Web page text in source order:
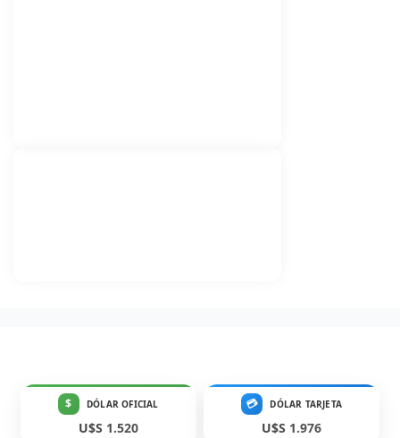
$ DÓLAR OFICIAL
U$S 1.520
💳 DÓLAR TARJETA
U$S 1.976